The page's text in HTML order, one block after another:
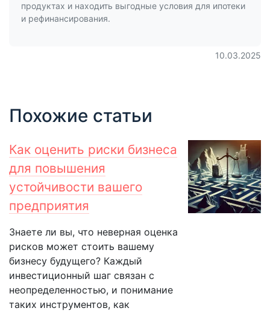
продуктах и находить выгодные условия для ипотеки
и рефинансирования.
10.03.2025
Похожие статьи
Как оценить риски бизнеса
для повышения
устойчивости вашего
предприятия
Знаете ли вы, что неверная оценка
рисков может стоить вашему
бизнесу будущего? Каждый
инвестиционный шаг связан с
неопределенностью, и понимание
таких инструментов, как